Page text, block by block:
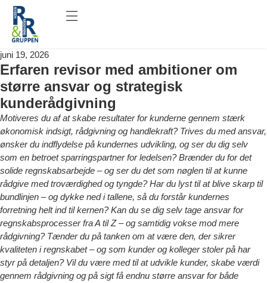
juni 19, 2026
Erfaren revisor med ambitioner om
større ansvar og strategisk
kunderådgivning
Motiveres du af at skabe resultater for kunderne gennem stærk
økonomisk indsigt, rådgivning og handlekraft? Trives du med ansvar,
ønsker du indflydelse på kundernes udvikling, og ser du dig selv
som en betroet sparringspartner for ledelsen? Brænder du for det
solide regnskabsarbejde – og ser du det som nøglen til at kunne
rådgive med troværdighed og tyngde? Har du lyst til at blive skarp til
bundlinjen – og dykke ned i tallene, så du forstår kundernes
forretning helt ind til kernen? Kan du se dig selv tage ansvar for
regnskabsprocesser fra A til Z – og samtidig vokse mod mere
rådgivning? Tænder du på tanken om at være den, der sikrer
kvaliteten i regnskabet – og som kunder og kolleger stoler på har
styr på detaljen? Vil du være med til at udvikle kunder, skabe værdi
gennem rådgivning og på sigt få endnu større ansvar for både